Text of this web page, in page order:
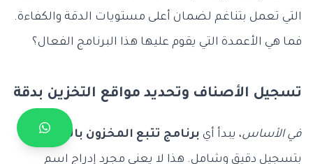
التي تعمل بتناغم لضمان أعلى مستويات الدقة والكفاءة.
فما هي الأعمدة التي يقوم عليها هذا البرنامج الفعال؟
تسجيل الأصناف وتحديد مواقع التخزين بدقة
في الأساس، يبدأ أي برنامج تتبع المخزون بالأصناف
بتسجيل دقيق وشامل. هذا لا يعني مجرد إدراج اسم